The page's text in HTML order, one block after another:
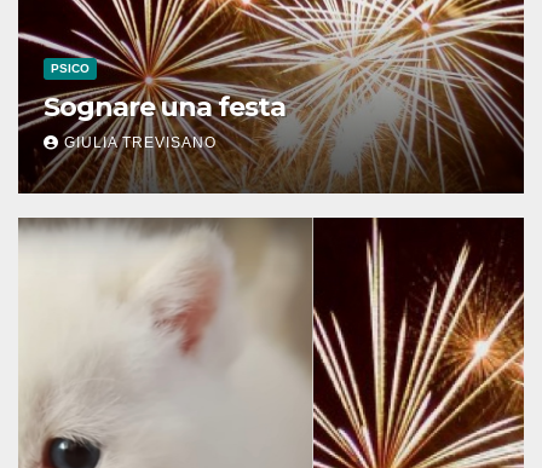
PSICO
Sognare una festa
GIULIA TREVISANO